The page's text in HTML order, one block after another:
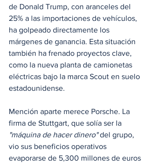
de Donald Trump, con aranceles del
25% a las importaciones de vehículos,
ha golpeado directamente los
márgenes de ganancia. Esta situación
también ha frenado proyectos clave,
como la nueva planta de camionetas
eléctricas bajo la marca Scout en suelo
estadounidense.
Mención aparte merece Porsche. La
firma de Stuttgart, que solía ser la
"máquina de hacer dinero" del grupo,
vio sus beneficios operativos
evaporarse de 5,300 millones de euros